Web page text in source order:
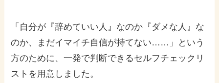
「自分が『辞めていい人』なのか『ダメな人』な
のか、まだイマイチ自信が持てない……」という
方のために、一発で判断できるセルフチェックリ
ストを用意しました。